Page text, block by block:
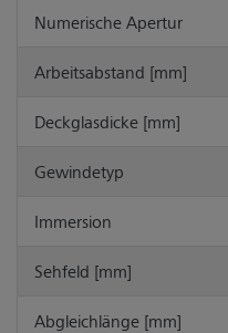
Numerische Apertur
Arbeitsabstand [mm]
Deckglasdicke [mm]
Gewindetyp
Immersion
Sehfeld [mm]
Abgleichlänge [mm]